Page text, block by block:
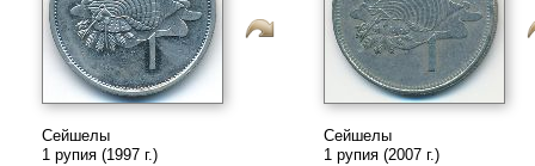
Сейшелы
1 рупия (1997 г.)
Сейшелы
1 рупия (2007 г.)